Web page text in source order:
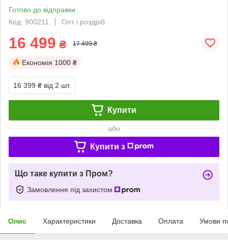
Готово до відправки
Код: 900211
Опт і роздріб
16 499 ₴ 17 499 ₴
Економія 1000 ₴
16 399 ₴ від 2 шт.
Купити
або
Купити з
Що таке купити з Пром?
Замовлення під захистом
Опис Характеристики Доставка Оплата Умови